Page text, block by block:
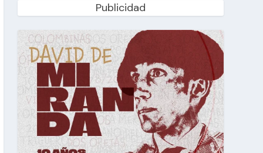
Publicidad